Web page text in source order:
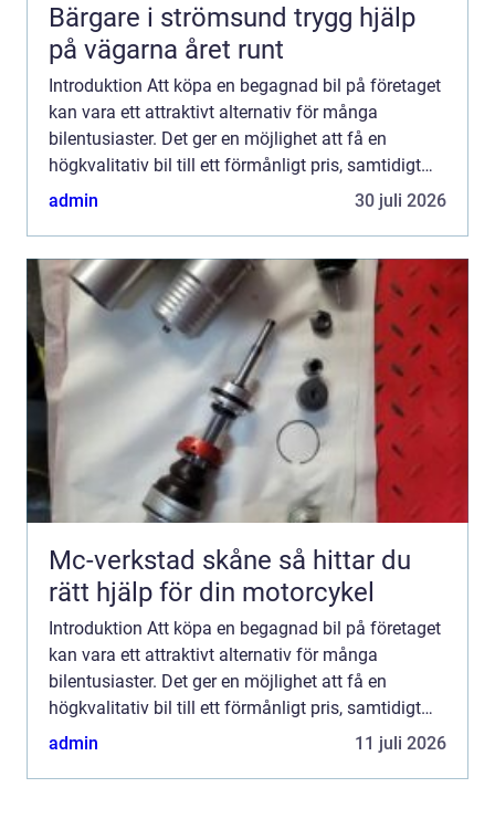
Bärgare i strömsund trygg hjälp
på vägarna året runt
Introduktion Att köpa en begagnad bil på företaget
kan vara ett attraktivt alternativ för många
bilentusiaster. Det ger en möjlighet att få en
högkvalitativ bil till ett förmånligt pris, samtidigt
som man kan dra nytta av olika företagsförmåner.
admin 30 juli 2026
Mc-verkstad skåne så hittar du
rätt hjälp för din motorcykel
Introduktion Att köpa en begagnad bil på företaget
kan vara ett attraktivt alternativ för många
bilentusiaster. Det ger en möjlighet att få en
högkvalitativ bil till ett förmånligt pris, samtidigt
som man kan dra nytta av olika företagsförmåner.
admin 11 juli 2026